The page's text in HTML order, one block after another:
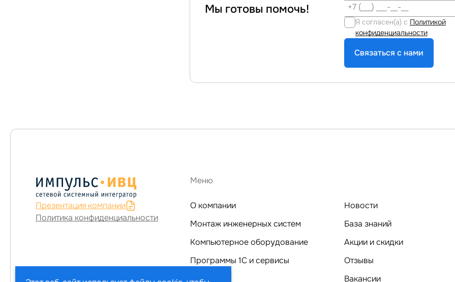
Мы готовы помочь!
Я согласен(а) с Политикой
конфиденциальности
Связаться с нами
Презентация компании
Политика конфиденциальности
Меню
О компании
Монтаж инженерных систем
Компьютерное оборудование
Программы 1C и сервисы
Услуги
Новости
База знаний
Акции и скидки
Отзывы
Вакансии